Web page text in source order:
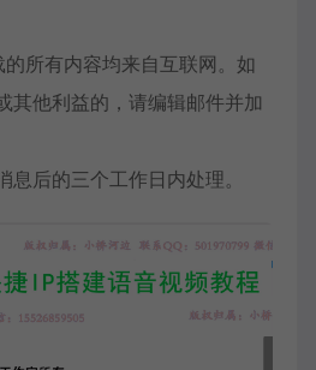
所有内容均来自互联网。如
其他利益的，请编辑邮件并加
息后的三个工作日内处理。